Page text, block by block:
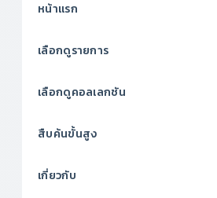
หน้าแรก
เลือกดูรายการ
เลือกดูคอลเลกชัน
สืบค้นขั้นสูง
เกี่ยวกับ